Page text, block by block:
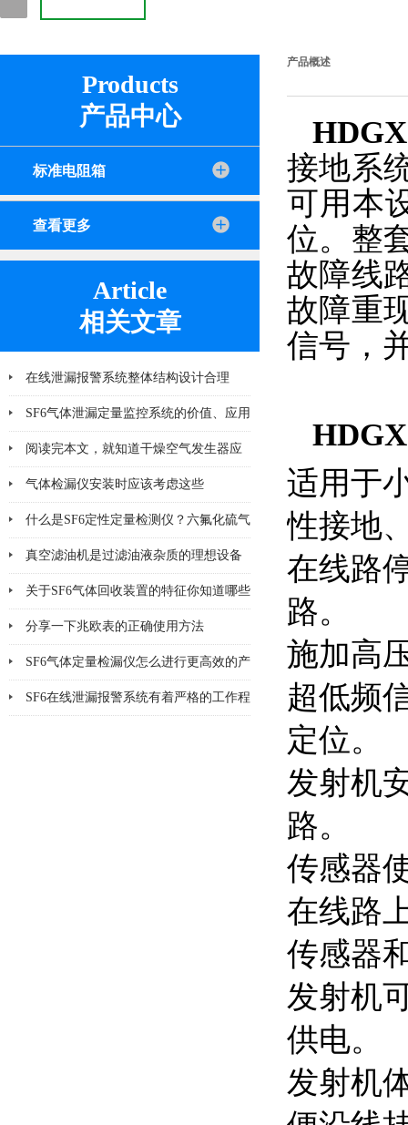
Products
产品中心
标准电阻箱
查看更多
Article
相关文章
在线泄漏报警系统整体结构设计合理
SF6气体泄漏定量监控系统的价值、应用
及未来发展趋势
阅读完本文，就知道干燥空气发生器应
该注意哪几点小问题
气体检漏仪安装时应该考虑这些
什么是SF6定性定量检测仪？六氟化硫气
体检测设备
真空滤油机是过滤油液杂质的理想设备
关于SF6气体回收装置的特征你知道哪些
分享一下兆欧表的正确使用方法
SF6气体定量检漏仪怎么进行更高效的产
品检漏?
SF6在线泄漏报警系统有着严格的工作程
产品概述
接地系
可用本
位。整
故障线
故障重
信号，
适用于
性接地
在线路
路。
施加高
超低频
定位。
发射机
路。
传感器
在线路
传感器
发射机
供电。
发射机